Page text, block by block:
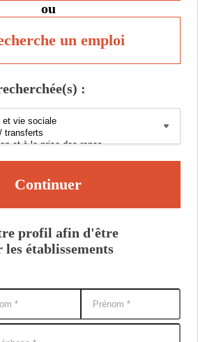
ou
un emploi
:
Continuer
profil afin d'être
établissements